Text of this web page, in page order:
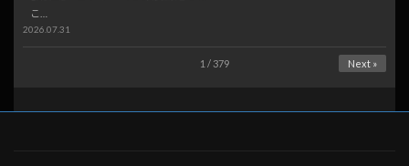
こ…
2026.07.31
1 / 379 Next »